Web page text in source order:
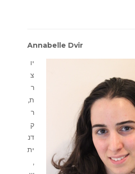
Annabelle Dvir
יו
צ
ר
ת,
ר
ק
דנ
ית
,